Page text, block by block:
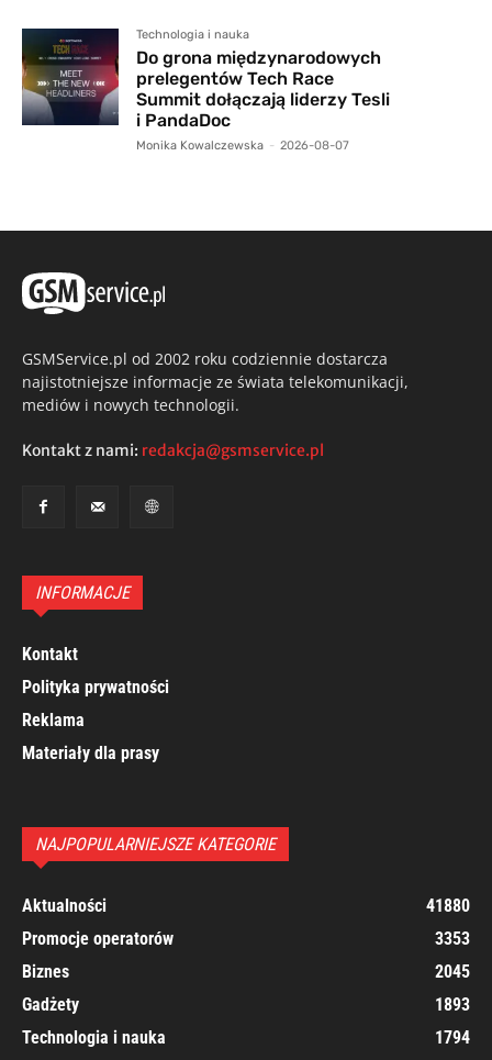
Technologia i nauka
Do grona międzynarodowych
prelegentów Tech Race
Summit dołączają liderzy Tesli
i PandaDoc
Monika Kowalczewska - 2026-08-07
GSMService.pl od 2002 roku codziennie dostarcza
najistotniejsze informacje ze świata telekomunikacji,
mediów i nowych technologii.
Kontakt z nami: redakcja@gsmservice.pl
INFORMACJE
Kontakt
Polityka prywatności
Reklama
Materiały dla prasy
NAJPOPULARNIEJSZE KATEGORIE
Aktualności
41880
Promocje operatorów
3353
Biznes
2045
Gadżety
1893
Technologia i nauka
1794